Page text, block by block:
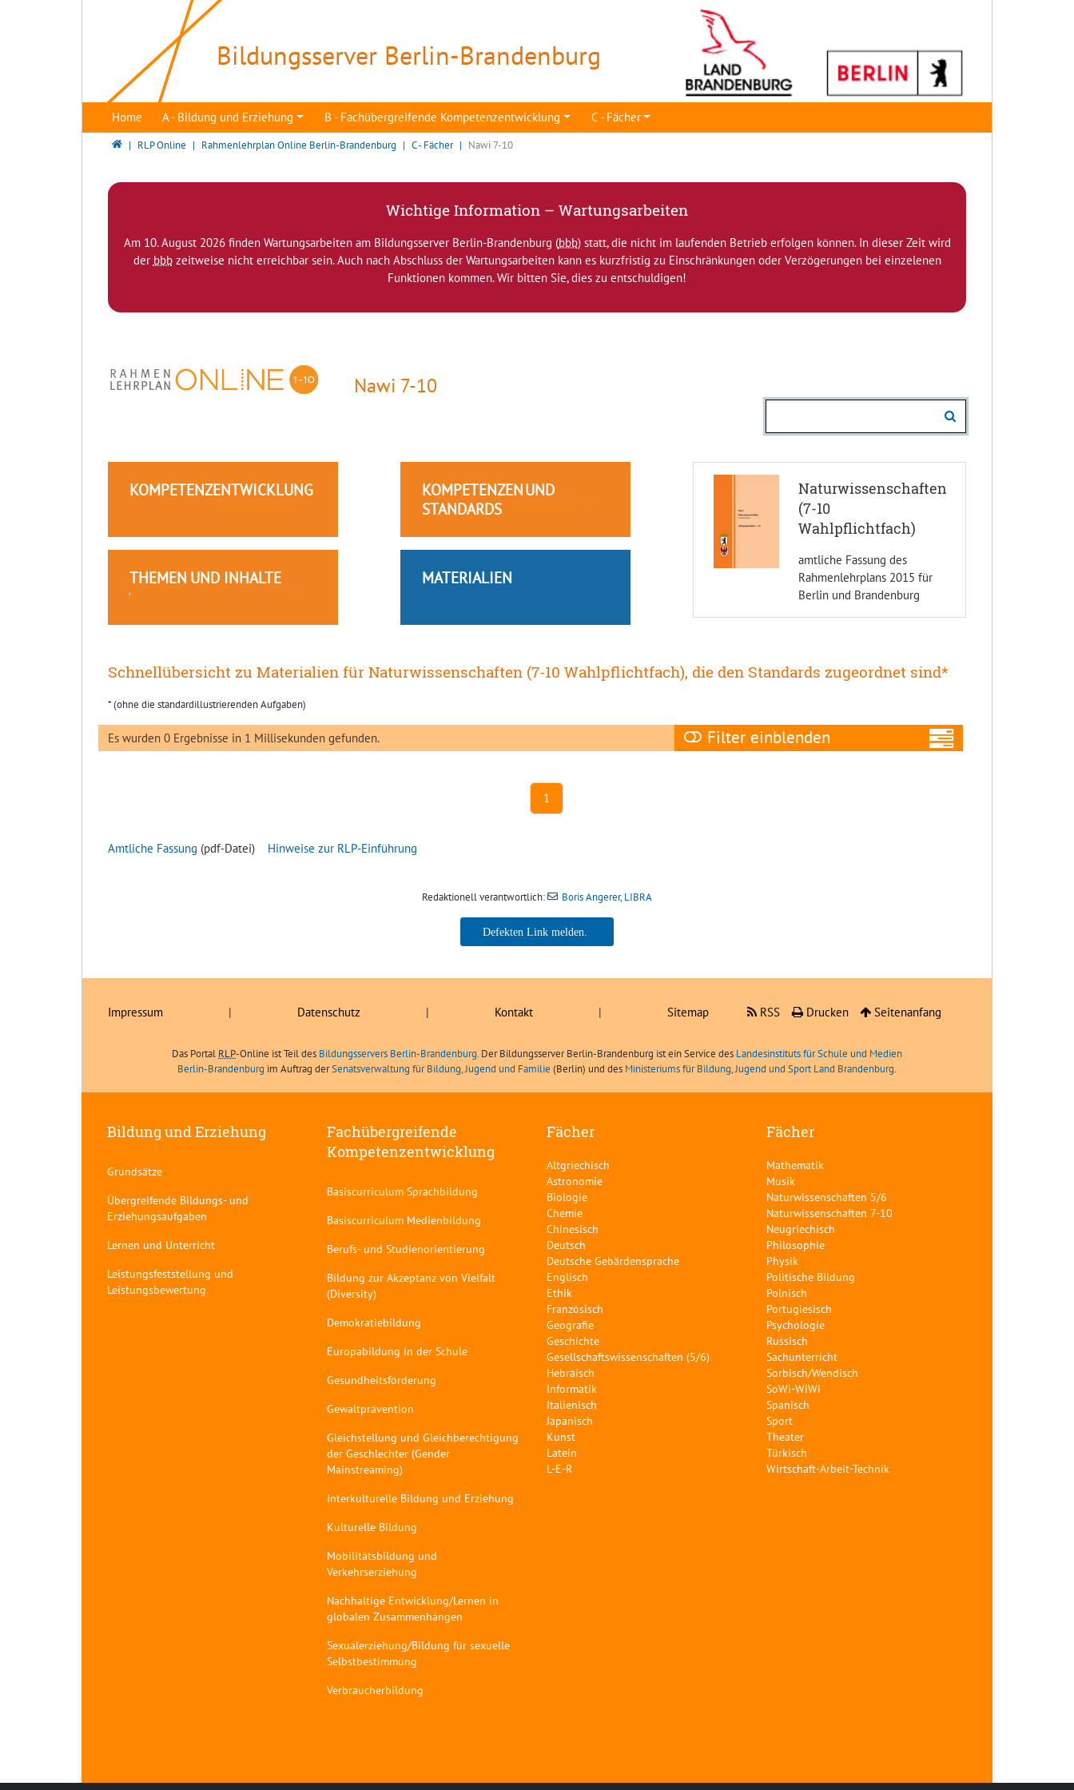
Bildungsserver Berlin-Brandenburg
Home A - Bildung und Erziehung B - Fachübergreifende Kompetenzentwicklung C - Fächer
Bildungsserver Berlin - Brandenburg
RLP Online Rahmenlehrplan Online Berlin-Brandenburg C - Fächer Nawi 7-10
Wichtige Information – Wartungsarbeiten
Am 10. August 2026 finden Wartungsarbeiten am Bildungsserver Berlin-Brandenburg (bbb) statt, die nicht im laufenden Betrieb erfolgen können. In dieser Zeit wird
der bbbzeitweise nicht erreichbar sein. Auch nach Abschluss der Wartungsarbeiten kann es kurzfristig zu Einschränkungen oder Verzögerungen bei einzelenen
Funktionen kommen. Wir bitten Sie, dies zu entschuldigen!
Nawi 7-10
KOMPETENZENTWICKLUNG
THEMEN UND INHALTE
KOMPETENZEN UND
STANDARDS
MATERIALIEN
Naturwissenschaften
(7-10
Wahlpflichtfach)
amtliche Fassung des
Rahmenlehrplans 2015 für
Berlin und Brandenburg
Schnellübersicht zu Materialien für Naturwissenschaften (7-10 Wahlpflichtfach), die den Standards zugeordnet sind*
* (ohne die standardillustrierenden Aufgaben)
Es wurden 0 Ergebnisse in 1 Millisekunden gefunden. Filter
1
Amtliche Fassung (pdf-Datei) Hinweise zur RLP-Einführung
Redaktionell verantwortlich: Boris Angerer, LIBRA
Boris Angerer, LIBRA
Impressum | Datenschutz | Kontakt | Sitemap RSS Drucken Seitenanfang
Das Portal RLP-Online ist Teil des Bildungsservers Berlin-Brandenburg. Der Bildungsserver Berlin-Brandenburg ist ein Service des Landesinstituts für Schule und Medien
Berlin-Brandenburg im Auftrag derSenatsverwaltung für Bildung, Jugend und Familie (Berlin) und des Ministeriums für Bildung, Jugend und Sport Land Brandenburg.
Bildung und Erziehung
Grundsätze
Übergreifende Bildungs- und
Erziehungsaufgaben
Lernen und Unterricht
Leistungsfeststellung und
Leistungsbewertung
Fachübergreifende
Kompetenzentwicklung
Basiscurriculum Sprachbildung
Basiscurriculum Medienbildung
Berufs- und Studienorientierung
Bildung zur Akzeptanz von Vielfalt
(Diversity)
Demokratiebildung
Europabildung in der Schule
Gesundheitsförderung
Gewaltprävention
Gleichstellung und Gleichberechtigung
der Geschlechter (Gender
Mainstreaming)
Interkulturelle Bildung und Erziehung
Kulturelle Bildung
Mobilitätsbildung und
Verkehrserziehung
Nachhaltige Entwicklung/Lernen in
globalen Zusammenhängen
Sexualerziehung/Bildung für sexuelle
Selbstbestimmung
Verbraucherbildung
Fächer
Altgriechisch
Astronomie
Biologie
Chemie
Chinesisch
Deutsch
Deutsche Gebärdensprache
Englisch
Ethik
Französisch
Geografie
Geschichte
Gesellschaftswissenschaften (5/6)
Hebräisch
Informatik
Italienisch
Japanisch
Kunst
Latein
L-E-R
Fächer
Mathematik
Musik
Naturwissenschaften 5/6
Naturwissenschaften 7-10
Neugriechisch
Philosophie
Physik
Politische Bildung
Polnisch
Portugiesisch
Psychologie
Russisch
Sachunterricht
Sorbisch/Wendisch
SoWi-WiWi
Spanisch
Sport
Theater
Türkisch
Wirtschaft-Arbeit-Technik